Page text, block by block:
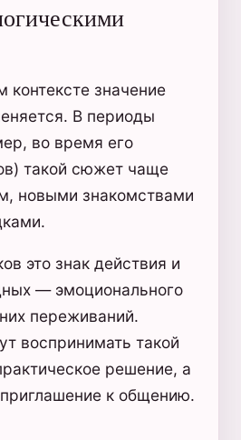
контексте значение
В периоды
во время его
такой сюжет чаще
новыми знакомствами
это знак действия и
— эмоционального
переживаний.
воспринимать такой
решение, а
к общению.